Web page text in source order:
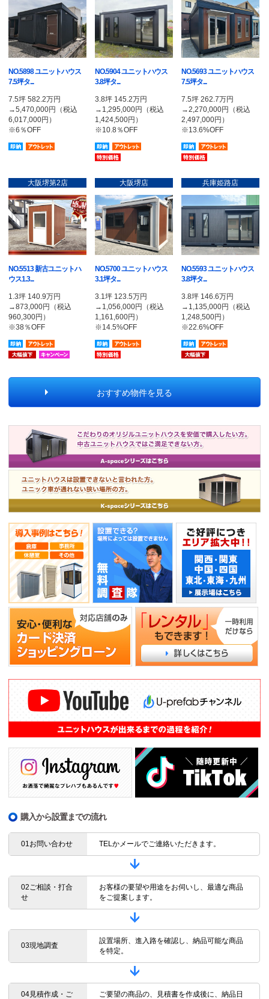
NO.5898 ユニットハウス
7.5坪タ...
7.5坪 582.2万円
→5,470,000円（税込
6,017,000円）
※6％OFF
即納品
アウトレット品
NO.5904 ユニットハウス
3.8坪タ...
3.8坪 145.2万円
→1,295,000円（税込
1,424,500円）
※10.8％OFF
即納品
アウトレット品
NO.5693 ユニットハウス
7.5坪タ...
7.5坪 262.7万円
→2,270,000円（税込
2,497,000円）
※13.6%OFF
即納品
大阪堺第2店
NO.5513 新古ユニットハ
ウス1.3...
1.3坪 140.9万円
→873,000円（税込
960,300円）
※38％OFF
即納品
アウトレット品
大幅値下
キャンペーン商品
大阪堺店
NO.5700 ユニットハウス
3.1坪タ...
3.1坪 123.5万円
→1,056,000円（税込
1,161,600円）
※14.5%OFF
即納品
アウトレット品
兵庫姫路店
NO.5593 ユニットハウス
3.8坪タ...
3.8坪 146.6万円
→1,135,000円（税込
1,248,500円）
※22.6%OFF
即納品
おすすめ物件を見る
購入から設置までの流れ
01お問い合わせ TELかメールでご連絡いただきます。
02ご相談・打合
せ
お客様の要望や用途をお伺いし、最適な商品
をご提案します。
03現地調査
設置場所、進入路を確認し、納品可能な商品
を特定。
04見積作成・ご
ご要望の商品の、見積書を作成後に、納品日